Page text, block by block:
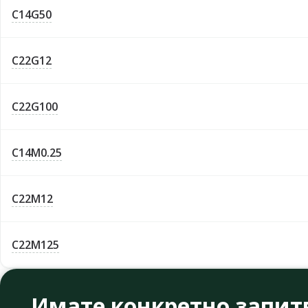
C14G50
C22G12
C22G100
C14M0.25
C22M12
C22M125